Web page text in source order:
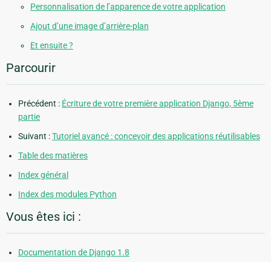
Personnalisation de l’apparence de votre application
Ajout d’une image d’arrière-plan
Et ensuite ?
Parcourir
Précédent : Écriture de votre première application Django, 5ème
partie
Suivant :Tutoriel avancé : concevoir des applications réutilisables
Table des matières
Index général
Index des modules Python
Vous êtes ici :
Documentation de Django 1.8